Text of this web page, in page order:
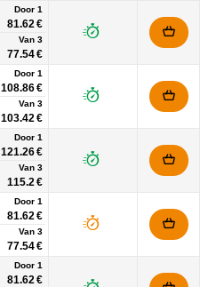
Door 1
81.62 €
Van 3
77.54 €
Door 1
108.86 €
Van 3
103.42 €
Door 1
121.26 €
Van 3
115.2 €
Door 1
81.62 €
Van 3
77.54 €
Door 1
81.62 €